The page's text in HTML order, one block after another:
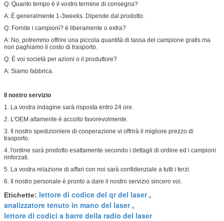
Q: Quanto tempo è il vostro termine di consegna?
A: È generalmente 1-3weeks. Dipende dal prodotto.
Q: Fornite i campioni? è liberamente o extra?
A: No, potremmo offrire una piccola quantità di tassa del campione gratis ma
non paghiamo il costo di trasporto.
Q: È voi società per azioni o il produttore?
A: Siamo fabbrica.
Il nostro servizio
1. La vostra indagine sarà risposta entro 24 ore.
2. L'OEM altamente è accolto favorevolmente.
3. Il nostro spedizioniere di cooperazione vi offrirà il migliore prezzo di
trasporto.
4. l'ordine sarà prodotto esattamente secondo i dettagli di ordine ed i campioni
rinforzati.
5. La vostra relazione di affari con noi sarà confidenziale a tutti i terzi.
6. Il nostro personale è pronto a dare il nostro servizio sincero voi.
Etichette: lettore di codice del qr del laser,
analizzatore tenuto in mano del laser,
lettore di codici a barre della radio del laser